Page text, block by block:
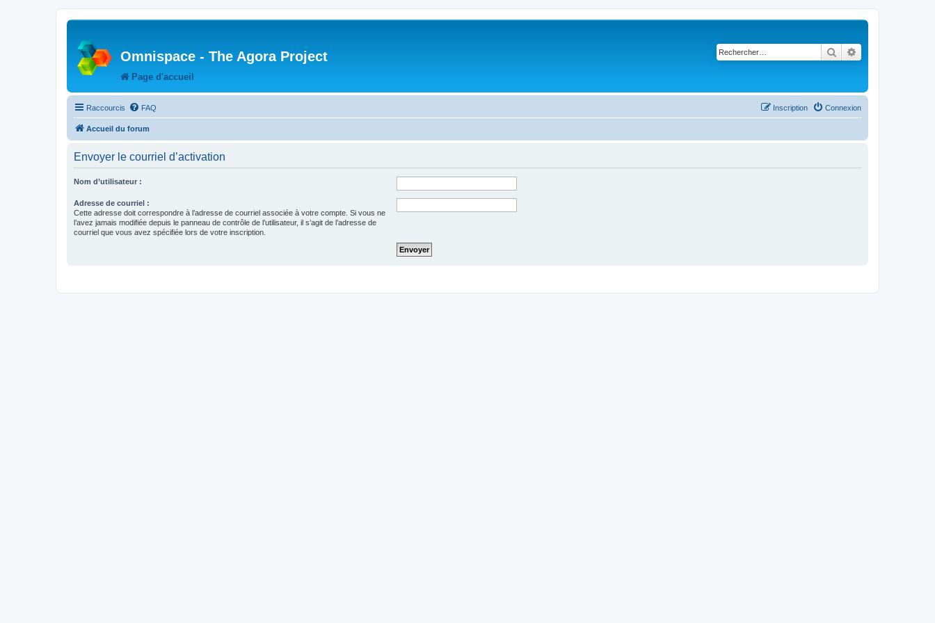
Omnispace - The Agora Project
Page d'accueil
Rechercher
Raccourcis FAQ Connexion
Inscription
Accueil du forum
Envoyer le courriel d’activation
Nom d’utilisateur :
Adresse de courriel :
Cette adresse doit correspondre à l’adresse de courriel associée à votre compte. Si vous ne
l’avez jamais modifiée depuis le panneau de contrôle de l’utilisateur, il s’agit de l’adresse de
courriel que vous avez spécifiée lors de votre inscription.